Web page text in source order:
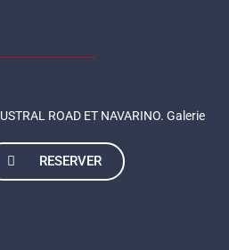
RESERVER